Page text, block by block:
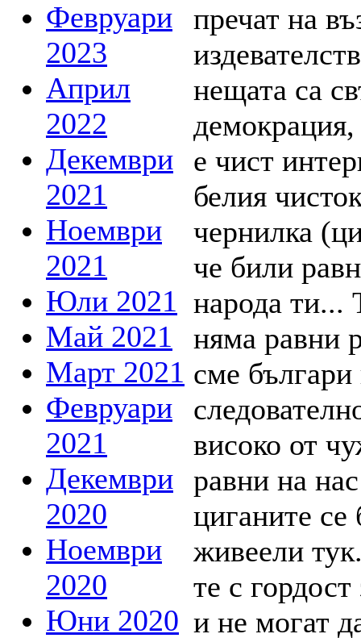
Февруари
2023
Април
2022
Декември
2021
Ноември
2021
Юли 2021
Май 2021
Март 2021
Февруари
2021
Декември
2020
Ноември
2020
Юни 2020